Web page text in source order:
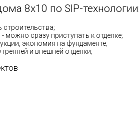
8х10 по SIP-
- можно сразу приступать к отделке;
экономия на фундаменте;
и внешней отделки;